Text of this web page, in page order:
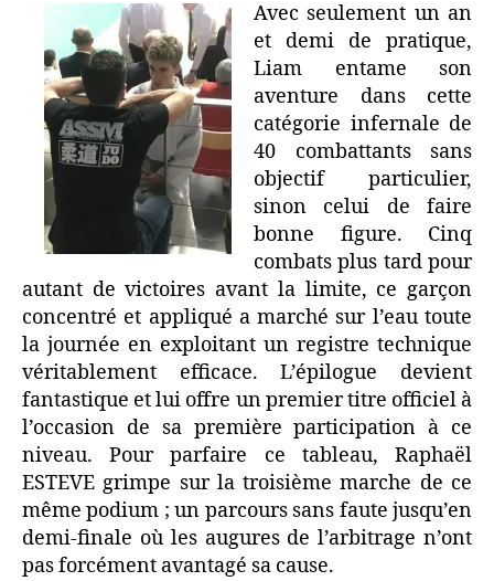
Avec seulement un an
et demi de pratique,
Liam entame son
aventure dans cette
catégorie infernale de
40 combattants sans
objectif particulier,
sinon celui de faire
bonne figure. Cinq
combats plus tard pour
autant de victoires avant la limite, ce garçon
concentré et appliqué a marché sur l’eau toute
la journée en exploitant un registre technique
véritablement efficace. L’épilogue devient
fantastique et lui offre un premier titre officiel à
l’occasion de sa première participation à ce
niveau. Pour parfaire ce tableau, Raphaël
ESTEVE grimpe sur la troisième marche de ce
même podium ; un parcours sans faute jusqu’en
demi-finale où les augures de l’arbitrage n’ont
pas forcément avantagé sa cause.